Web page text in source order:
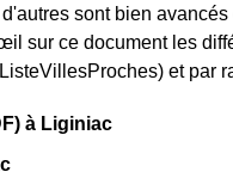
sont bien
sur ce document les
et par
à Liginiac